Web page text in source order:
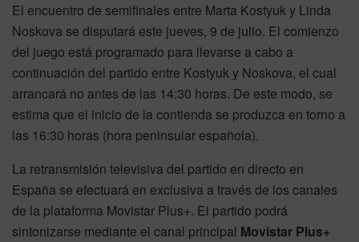
El encuentro de semifinales entre Marta Kostyuk y Linda
Noskova se disputará este jueves, 9 de julio. El comienzo
del juego está programado para llevarse a cabo a
continuación del partido entre Kostyuk y Noskova, el cual
arrancará no antes de las 14:30 horas. De este modo, se
estima que el inicio de la contienda se produzca en torno a
las 16:30 horas (hora peninsular española).
La retransmisión televisiva del partido en directo en
España se efectuará en exclusiva a través de los canales
de la plataforma Movistar Plus+. El partido podrá
sintonizarse mediante el canal principal Movistar Plus+